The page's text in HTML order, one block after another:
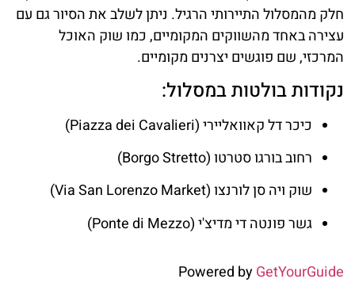
חלק מהמסלול התיירותי הרגיל. ניתן לשלב את הסיור גם עם
עצירה באחד מהשווקים המקומיים, כמו שוק האוכל
המרכזי, שם פוגשים יצרנים מקומיים.
נקודות בולטות במסלול:
כיכר דל קאוואליירי (Piazza dei Cavalieri)
רחוב בורגו סטרטו (Borgo Stretto)
שוק ויה סן לורנצו (Via San Lorenzo Market)
גשר פונטה די מדיצ'י (Ponte di Mezzo)
Powered byGetYourGuide